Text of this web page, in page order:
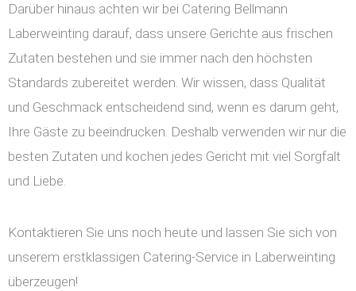
Darüber hinaus achten wir bei Catering Bellmann
Laberweinting darauf, dass unsere Gerichte aus frischen
Zutaten bestehen und sie immer nach den höchsten
Standards zubereitet werden. Wir wissen, dass Qualität
und Geschmack entscheidend sind, wenn es darum geht,
Ihre Gäste zu beeindrucken. Deshalb verwenden wir nur die
besten Zutaten und kochen jedes Gericht mit viel Sorgfalt
und Liebe.
Kontaktieren Sie uns noch heute und lassen Sie sich von
unserem erstklassigen Catering-Service in Laberweinting
überzeugen!